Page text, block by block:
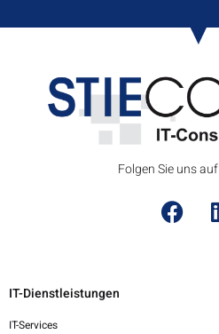
Folgen Sie uns auf
IT-Dienstleistungen
IT-Services